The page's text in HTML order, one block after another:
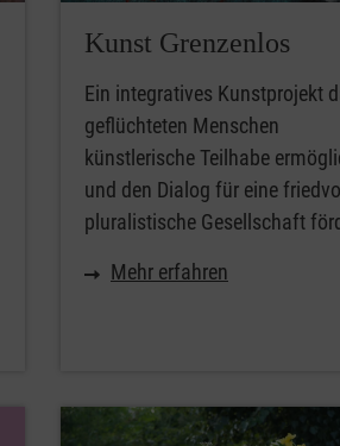
Kunst Grenzenlos
Ein integratives Kunstprojekt
geflüchteten Menschen
künstlerische Teilhabe
und den Dialog für eine
pluralistische Gesellschaft
Mehr erfahren